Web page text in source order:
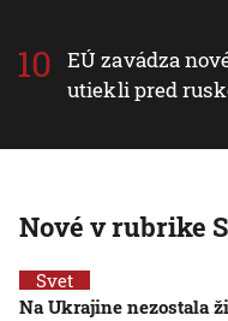
EÚ zavádza
utiekli pred
Nové v rubrike
Svet
Na Ukrajine nezostala